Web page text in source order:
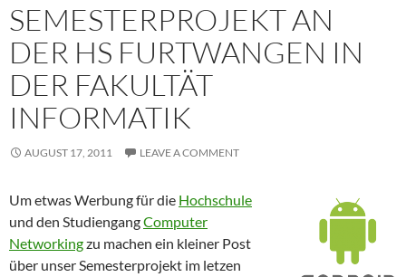
SEMESTERPROJEKT AN
DER HS FURTWANGEN IN
DER FAKULTÄT
INFORMATIK
AUGUST 17, 2011 LEAVE A COMMENT
Um etwas Werbung für die Hochschule
und den StudiengangComputer
Networkingzu machen ein kleiner Post
über unser Semesterprojekt im letzen